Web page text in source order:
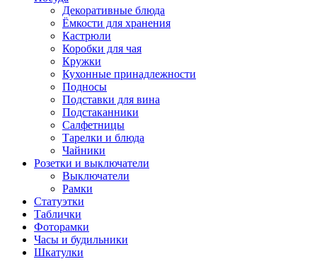
Декоративные блюда
Ёмкости для хранения
Кастрюли
Коробки для чая
Кружки
Кухонные принадлежности
Подносы
Подставки для вина
Подстаканники
Салфетницы
Тарелки и блюда
Чайники
Розетки и выключатели
Выключатели
Рамки
Статуэтки
Таблички
Фоторамки
Часы и будильники
Шкатулки